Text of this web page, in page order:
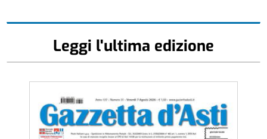
Leggi l'ultima edizione